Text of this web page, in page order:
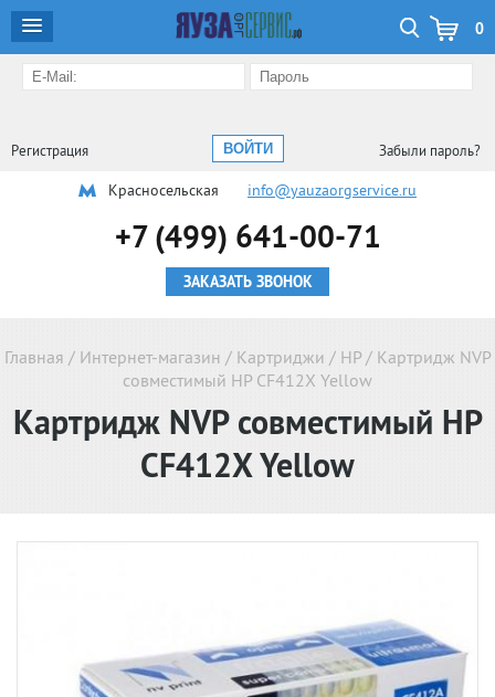
0
Забыли пароль?
Регистрация
Красносельская info@yauzaorgservice.ru
+7 (499) 641-00-71
ЗАКАЗАТЬ ЗВОНОК
Главная / Интернет-магазин / Картриджи / HP/ Картридж NVP
совместимый HP CF412X Yellow
Картридж NVP совместимый HP
CF412X Yellow